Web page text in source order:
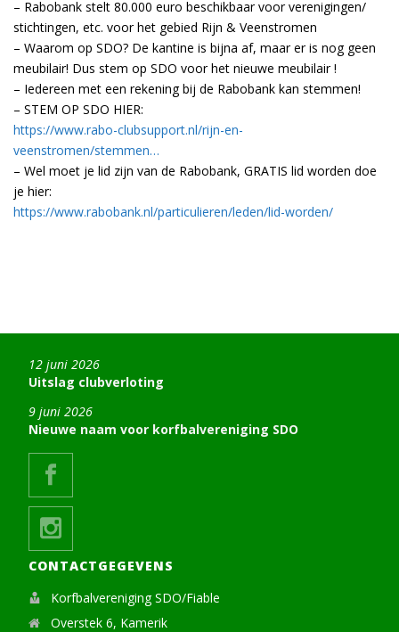
– Rabobank stelt 80.000 euro beschikbaar voor verenigingen/
stichtingen, etc. voor het gebied Rijn & Veenstromen
– Waarom op SDO? De kantine is bijna af, maar er is nog geen
meubilair! Dus stem op SDO voor het nieuwe meubilair !
– Iedereen met een rekening bij de Rabobank kan stemmen!
– STEM OP SDO HIER:
https://www.rabo-clubsupport.nl/rijn-en-
veenstromen/stemmen…
– Wel moet je lid zijn van de Rabobank, GRATIS lid worden doe
je hier:
https://www.rabobank.nl/particulieren/leden/lid-worden/
Uitslag clubverloting
12 juni 2026
Nieuwe naam voor korfbalvereniging SDO
9 juni 2026
CONTACTGEGEVENS
Korfbalvereniging SDO/Fiable
Overstek 6, Kamerik